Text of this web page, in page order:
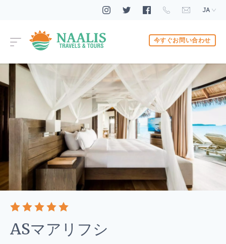
JA
今すぐお問い合わせ
ASマアリフシ